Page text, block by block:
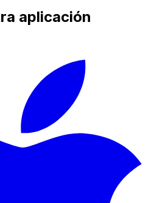
aplicación